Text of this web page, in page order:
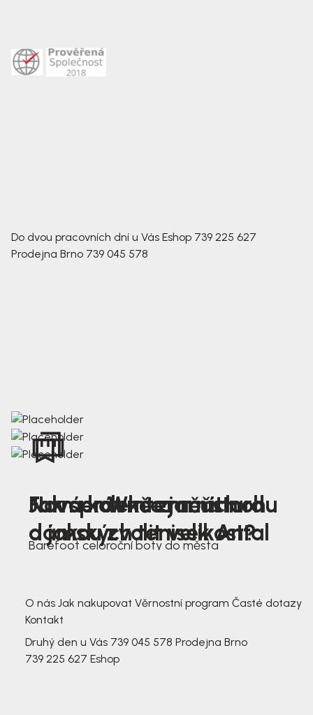
Do dvou pracovních dní u Vás Eshop 739 225 627
Prodejna Brno 739 045 578
Nová kolekce jarních
dámských tenisek Antal
Jak správně změřit nohu
a jakou zvolit velikost?
Farmer Winter mustard
Barefoot celoroční boty do města
O nás Jak nakupovat Věrnostní program Časté dotazy
Kontakt
Druhý den u Vás 739 045 578 Prodejna Brno
739 225 627 Eshop